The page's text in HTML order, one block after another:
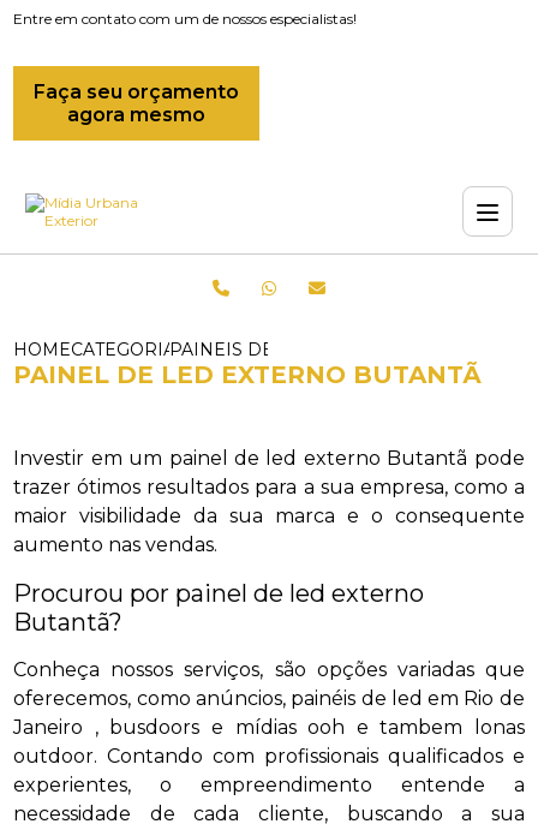
Entre em contato com um de nossos especialistas!
Faça seu orçamento
agora mesmo
HOMECATEGORIASPAINEIS DE LED_PAINEL DE LED
PAINEL DE LED EXTERNO BUTANTÃ
Investir em um painel de led externo Butantã pode
trazer ótimos resultados para a sua empresa, como a
maior visibilidade da sua marca e o consequente
aumento nas vendas.
Procurou por painel de led externo
Butantã?
Conheça nossos serviços, são opções variadas que
oferecemos, como anúncios, painéis de led em Rio de
Janeiro , busdoors e mídias ooh e tambem lonas
outdoor. Contando com profissionais qualificados e
experientes, o empreendimento entende a
necessidade de cada cliente, buscando a sua